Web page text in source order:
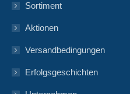
Sortiment
Aktionen
Versandbedingungen
Erfolgsgeschichten